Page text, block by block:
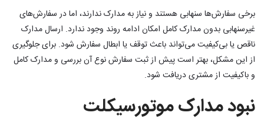
برخی سفارش‌ها سنهابی هستند و نیاز به مدارک ندارند، اما در سفارش‌های
غیرسنهابی بدون مدارک کامل امکان ادامه روند وجود ندارد. ارسال مدارک
ناقص یا بی‌کیفیت می‌تواند باعث توقف یا ابطال سفارش شود. برای جلوگیری
از این مشکل، بهتر است پیش از ثبت سفارش نوع آن بررسی و مدارک کامل
و باکیفیت از مشتری دریافت شود.
نبود مدارک موتورسیکلت